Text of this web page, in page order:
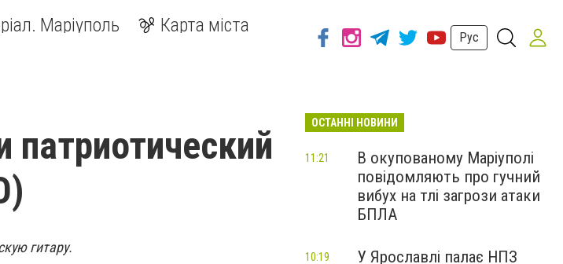
Маріуполь Карта міста
Рус
патриотический
гитару.
ОСТАННІ НОВИНИ
В окупованому Маріуполі
повідомляють про гучний
вибух на тлі загрози атаки
БПЛА
11:21
У Ярославлі палає НПЗ
10:19